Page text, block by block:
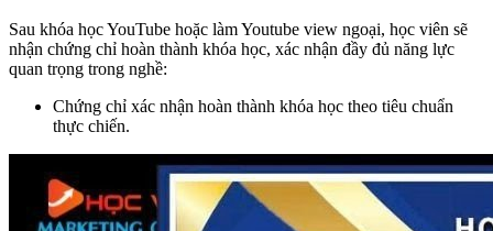
Sau khóa học YouTube hoặc làm Youtube view ngoại, học viên sẽ
nhận chứng chỉ hoàn thành khóa học, xác nhận đầy đủ năng lực
quan trọng trong nghề:
Chứng chỉ xác nhận hoàn thành khóa học theo tiêu chuẩn
thực chiến.